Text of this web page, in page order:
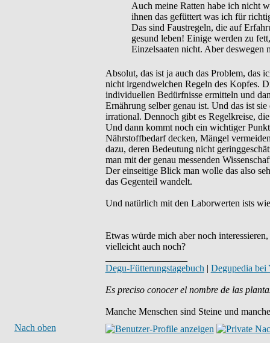
Auch meine Ratten habe ich nicht
ihnen das gefüttert was ich für
Das sind Faustregeln, die auf
gesund leben! Einige werden zu
Einzelsaaten nicht. Aber deswegen
Absolut, das ist ja auch das Problem, das
nicht irgendwelchen Regeln des Kopfes.
individuellen Bedürfnisse ermitteln und
Ernährung selber genau ist. Und das ist
irrational. Dennoch gibt es Regelkreise,
Und dann kommt noch ein wichtiger
Nährstoffbedarf decken, Mängel
dazu, deren Bedeutung nicht
man mit der genau messenden
Der einseitige Blick man wolle das also
das Gegenteil wandelt.
Und natürlich mit den Laborwerten ists
Etwas würde mich aber noch
vielleicht auch noch?
Degu-Fütterungstagebuch | Degupedia bei
Es preciso conocer el nombre de las
Manche Menschen sind Steine und
Nach oben